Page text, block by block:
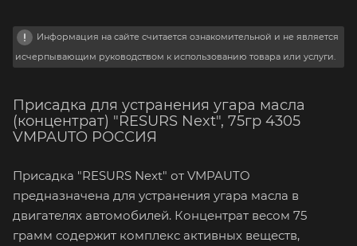
Информация на сайте считается ознакомительной и не является
исчерпывающим руководством к использованию товара или услуги.
Присадка для устранения угара масла
(концентрат) "RESURS Next", 75гр 4305
VMPAUTO РОССИЯ
Присадка "RESURS Next" от VMPAUTO
предназначена для устранения угара масла в
двигателях автомобилей. Концентрат весом 75
грамм содержит комплекс активных веществ,